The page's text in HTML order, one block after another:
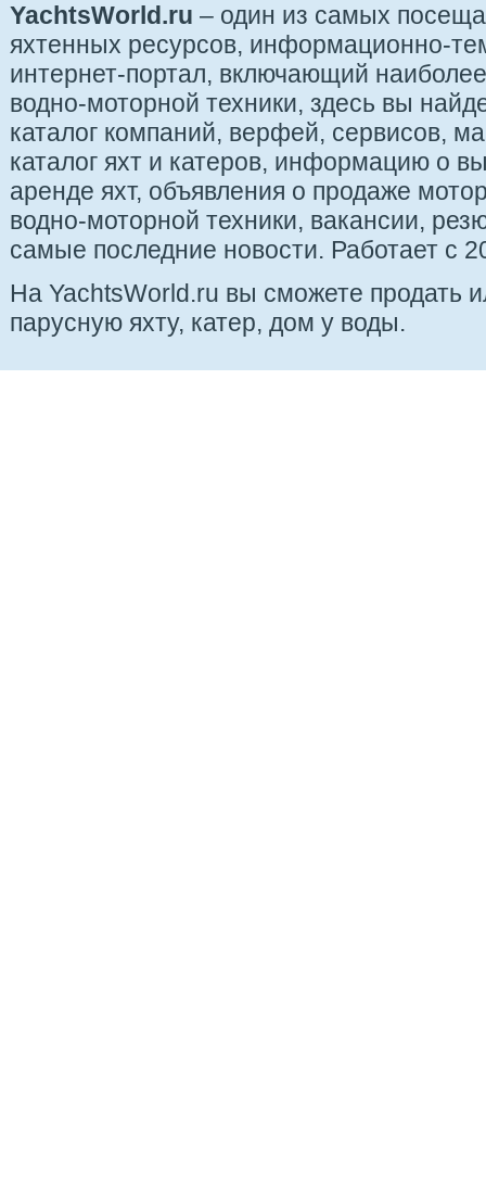
YachtsWorld.ru – один из самых
яхтенных ресурсов, информационно-
интернет-портал, включающий
водно-моторной техники, здесь вы
каталог компаний, верфей, сервисов,
каталог яхт и катеров, информацию о
аренде яхт, объявления о продаже
водно-моторной техники, вакансии,
самые последние новости. Работает с
На YachtsWorld.ru вы сможете продать
парусную яхту, катер, дом у воды.